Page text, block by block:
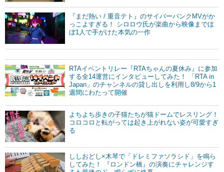
『まだ熱い / 重音テト』のサイバーパンクMVがか
っこよすぎる！ シロロウ氏が楽曲から映像までほ
ぼ1人で手がけた本気の一作
RTAイベントリレー『RTAちゃんの夏休み』に参加
する全14運営にインタビューしてみた！ 「RTA in
Japan」のチャンネルの貸し出しを利用し8/9から1
週間にわたって開催
よちよち歩きの子猫たちが猫ドームでレスリング！
コロコロと転がっては起き上がれない姿が可愛すぎ
る
ししおどし×木琴で「ドレミファソラシド」を鳴ら
してみた！ 『ロンドン橋』の演奏にチャレンジす